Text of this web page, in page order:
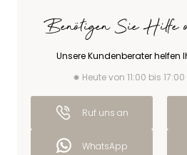
Benötigen Sie Hilfe
Unsere Kundenberater helfen
Heute von 11:00 bis
Ruf uns an
WhatsApp